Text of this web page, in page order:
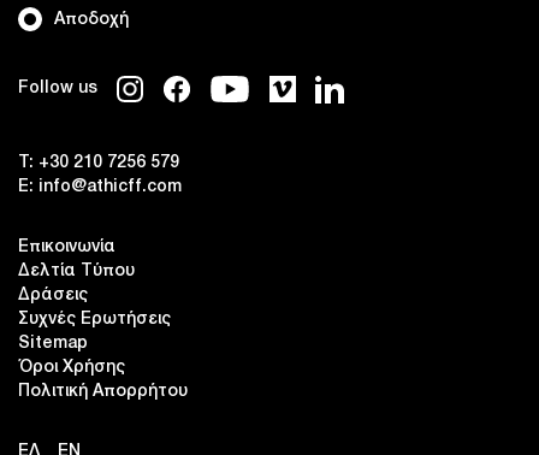
Follow us
T: +30 210 7256 579
E:
info@athicff.com
Επικοινωνία
Δελτία Τύπου
Δράσεις
Συχνές Ερωτήσεις
Sitemap
Όροι Χρήσης
Πολιτική Απορρήτου
Αποδοχή